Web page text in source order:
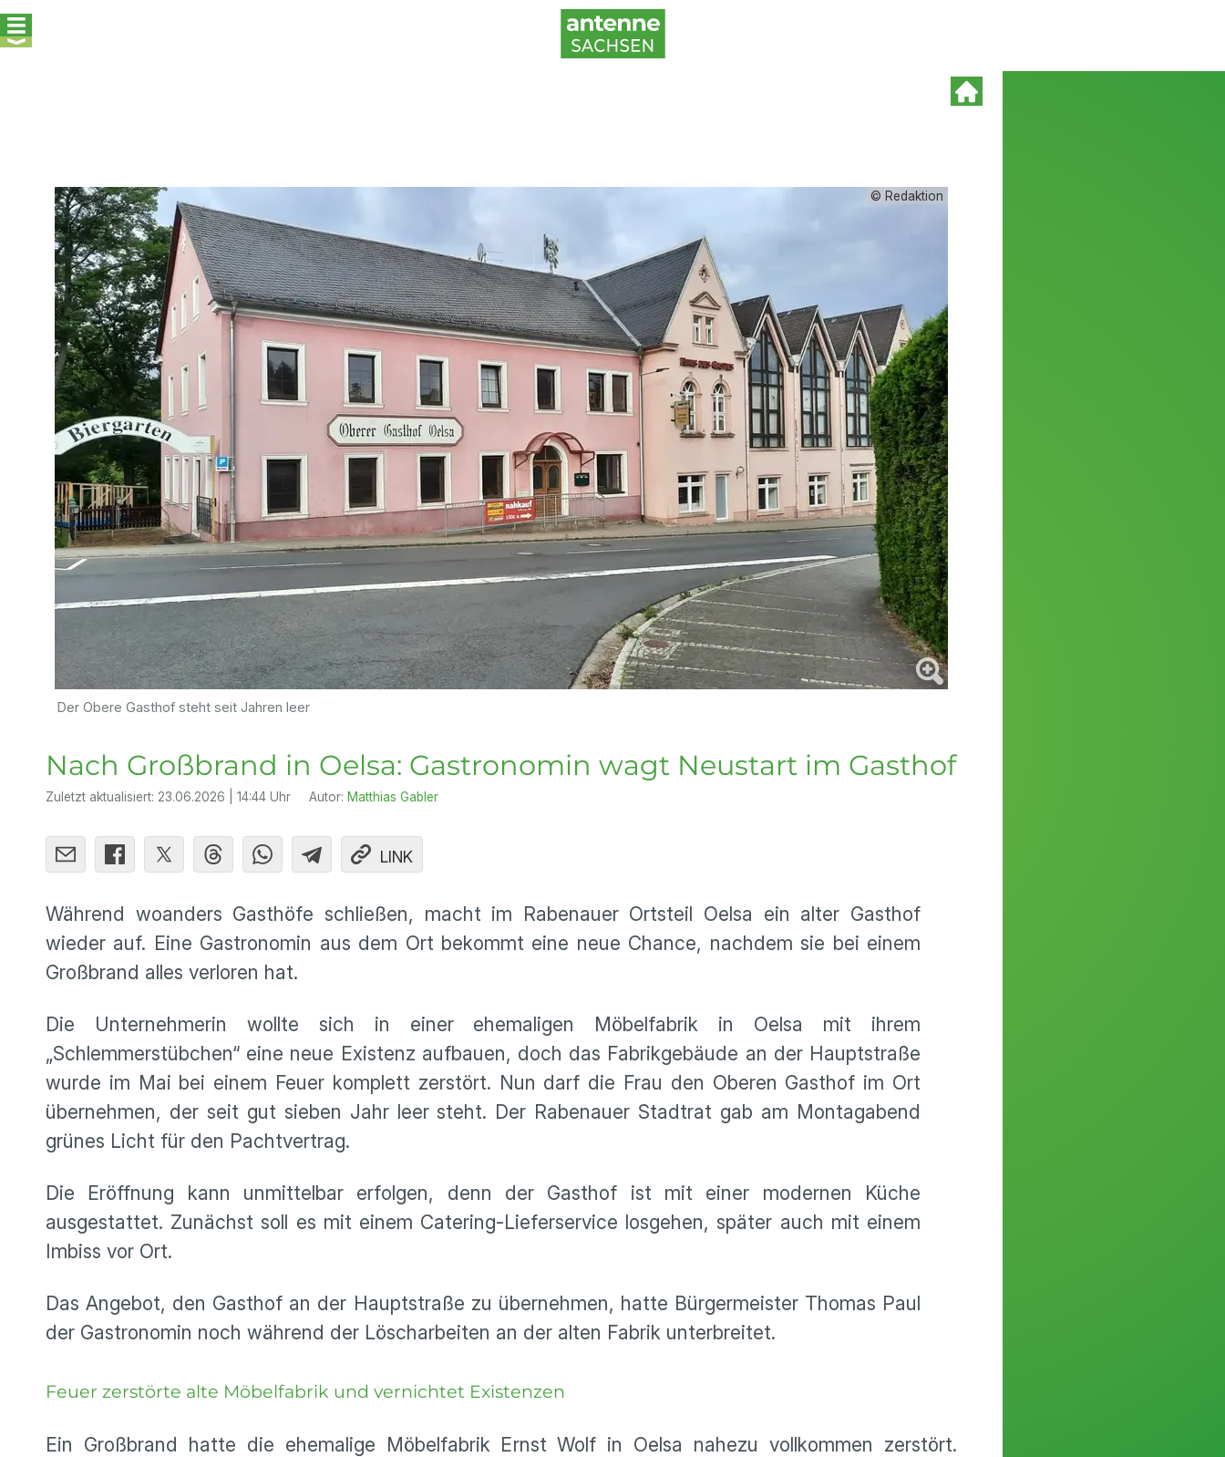
© Redaktion
Der Obere Gasthof steht seit Jahren leer
Nach Großbrand in Oelsa: Gastronomin wagt Neustart im Gasthof
Zuletzt aktualisiert: 23.06.2026 | 14:44 Uhr Autor: Matthias Gabler
LINK
Während woanders Gasthöfe schließen, macht im Rabenauer Ortsteil Oelsa ein alter Gasthof
wieder auf. Eine Gastronomin aus dem Ort bekommt eine neue Chance, nachdem sie bei einem
Großbrand alles verloren hat.
Die Unternehmerin wollte sich in einer ehemaligen Möbelfabrik in Oelsa mit ihrem
„Schlemmerstübchen“ eine neue Existenz aufbauen, doch das Fabrikgebäude an der Hauptstraße
wurde im Mai bei einem Feuer komplett zerstört. Nun darf die Frau den Oberen Gasthof im Ort
übernehmen, der seit gut sieben Jahr leer steht. Der Rabenauer Stadtrat gab am Montagabend
grünes Licht für den Pachtvertrag.
Die Eröffnung kann unmittelbar erfolgen, denn der Gasthof ist mit einer modernen Küche
ausgestattet. Zunächst soll es mit einem Catering-Lieferservice losgehen, später auch mit einem
Imbiss vor Ort.
Das Angebot, den Gasthof an der Hauptstraße zu übernehmen, hatte Bürgermeister Thomas Paul
der Gastronomin noch während der Löscharbeiten an der alten Fabrik unterbreitet.
Feuer zerstörte alte Möbelfabrik und vernichtet Existenzen
Ein Großbrand hatte die ehemalige Möbelfabrik Ernst Wolf in Oelsa nahezu vollkommen zerstört.